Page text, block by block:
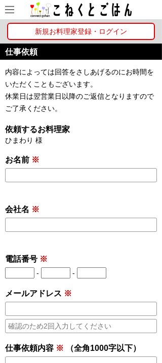
新規お料理家登録・ログイン
仕事依頼
内容によっては回答をさしあげるのにお時間を
いただくこともございます。
休業日は翌営業日以降のご返信となりますので
ご了承ください。
依頼するお料理家
ひまわり 様
お名前 ※
会社名 ※
電話番号 ※
- -
メールアドレス ※
仕事依頼内容 ※ （全角1000字以下）